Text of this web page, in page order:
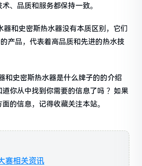
、品质和服务都保持一致。
器和史密斯热水器没有本质区别，它们
产品，代表着高品质和先进的热水技
和史密斯热水器是什么牌子的的介绍
你从中找到你需要的信息了吗 ？如果
的信息，记得收藏关注本站。
赛相关资讯